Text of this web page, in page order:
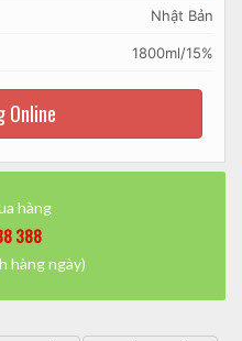
Nhật Bản
1800ml/15%
Online
hàng
388
hàng ngày)